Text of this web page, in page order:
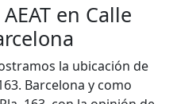
en Calle
la ubicación de
Barcelona y como